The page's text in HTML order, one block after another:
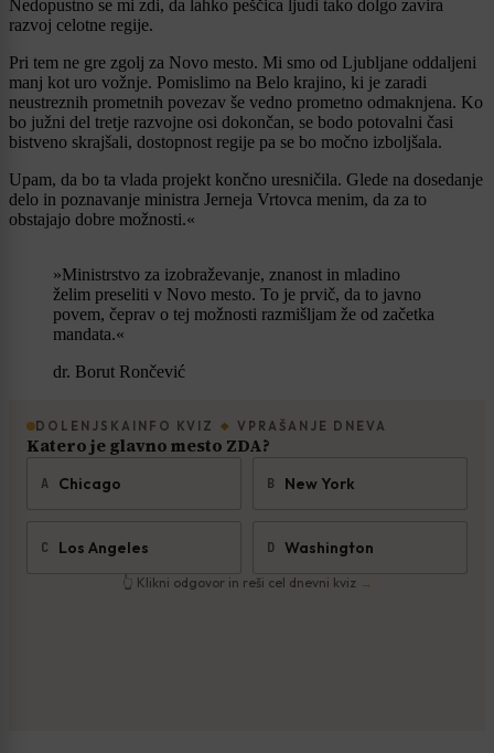
Nedopustno se mi zdi, da lahko peščica ljudi tako dolgo zavira
razvoj celotne regije.
Pri tem ne gre zgolj za Novo mesto. Mi smo od Ljubljane oddaljeni
manj kot uro vožnje. Pomislimo na Belo krajino, ki je zaradi
neustreznih prometnih povezav še vedno prometno odmaknjena. Ko
bo južni del tretje razvojne osi dokončan, se bodo potovalni časi
bistveno skrajšali, dostopnost regije pa se bo močno izboljšala.
Upam, da bo ta vlada projekt končno uresničila. Glede na dosedanje
delo in poznavanje ministra Jerneja Vrtovca menim, da za to
obstajajo dobre možnosti.«
»Ministrstvo za izobraževanje, znanost in mladino
želim preseliti v Novo mesto. To je prvič, da to javno
povem, čeprav o tej možnosti razmišljam že od začetka
mandata.«
dr. Borut Rončević